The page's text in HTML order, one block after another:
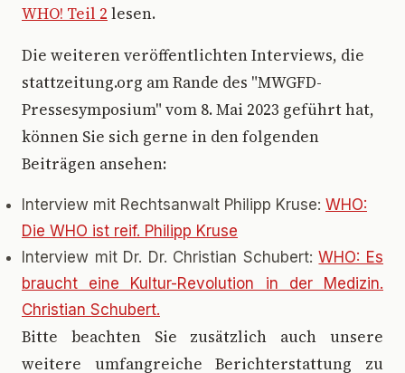
WHO! Teil 2 lesen.
Die weiteren veröffentlichten Interviews, die
stattzeitung.org am Rande des "MWGFD-
Pressesymposium" vom 8. Mai 2023 geführt hat,
können Sie sich gerne in den folgenden
Beiträgen ansehen:
Interview mit Rechtsanwalt Philipp Kruse: WHO:
Die WHO ist reif. Philipp Kruse
Interview mit Dr. Dr. Christian Schubert:WHO: Es
braucht eine Kultur-Revolution in der Medizin.
Christian Schubert.
Bitte beachten Sie zusätzlich auch unsere
weitere umfangreiche Berichterstattung zu